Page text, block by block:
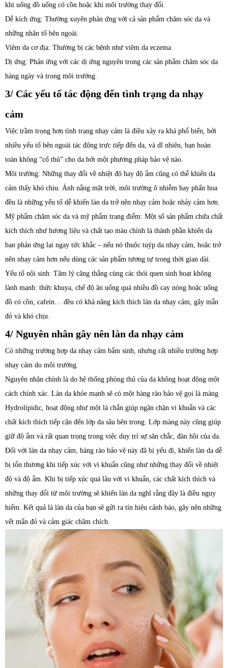
khi uống đồ uống có cồn hoặc khi môi trường thay đổi.
Dễ kích ứng: Thường xuyên phản ứng với cả sản phẩm chăm sóc da và
những nhân tố bên ngoài.
Viêm da cơ địa: Thường bị các bệnh như viêm da eczema.
Dị ứng: Phản ứng với các dị ứng nguyên trong các sản phẩm chăm sóc da
hàng ngày và trong môi trường.
3/ Các yếu tố tác động đến tình trạng da nhạy
cảm
Việc trầm trọng hơn tình trạng nhạy cảm là điều xảy ra khá phổ biến, bởi
nhiều yếu tố bên ngoài tác động trực tiếp đến da, và dĩ nhiên, bạn hoàn
toàn không “cố thủ” cho da bởi một phương pháp bảo vệ nào.
Môi trường: Những thay đổi về nhiệt độ hay độ ẩm cũng có thể khiến da
cảm thấy khó chịu. Ánh nắng mặt trời, môi trường ô nhiễm hay phấn hoa
đều là những yếu tố dễ khiến làn da trở nên nhạy cảm hoặc nhảy cảm hơn.
Mỹ phẩm chăm sóc da và mỹ phẩm trang điểm: Một số sản phẩm chứa chất
kích thích như hương liệu và chất tạo màu chính là thành phần khiến da
bạn phản ứng lại ngay tức khắc – nếu nó thuộc tuýp da nhạy cảm, hoặc trở
nên nhạy cảm hơn nếu dùng các sản phẩm tương tự trong thời gian dài.
Yếu tố nội sinh: Tâm lý căng thẳng cùng các thói quen sinh hoạt không
lành mạnh: thức khuya, chế độ ăn uống quá nhiều đồ cay nóng hoặc uống
đồ có cồn, cafein… đều có khả năng kích thích làn da nhạy cảm, gây mẩn
đỏ và khó chịu.
4/ Nguyên nhân gây nên làn da nhạy cảm
Có những trường hợp da nhạy cảm bẩm sinh, nhưng rất nhiều trường hợp
nhạy cảm do môi trường.
Nguyên nhân chính là do hệ thống phòng thủ của da không hoạt động một
cách chính xác. Làn da khỏe mạnh sẽ có một hàng rào bảo vệ gọi là màng
Hydrolipidic, hoạt động như một lá chắn giúp ngăn chặn vi khuẩn và các
chất kích thích tiếp cận đến lớp da sâu bên trong. Lớp màng này cũng giúp
giữ độ ẩm và rất quan trọng trong việc duy trì sự săn chắc, đàn hồi của da.
Đối với làn da nhạy cảm, hàng rào bảo vệ này đã bị yếu đi, khiến làn da dễ
bị tổn thương khi tiếp xúc với vi khuẩn cũng như những thay đổi về nhiệt
độ và độ ẩm. Khi bị tiếp xúc quá lâu với vi khuẩn, các chất kích thích và
những thay đổi từ môi trường sẽ khiến làn da nghĩ rằng đây là điều nguy
hiểm. Kết quả là làn da của bạn sẽ gửi ra tín hiệu cảnh báo, gây nên những
vết mẩn đỏ và cảm giác châm chích.